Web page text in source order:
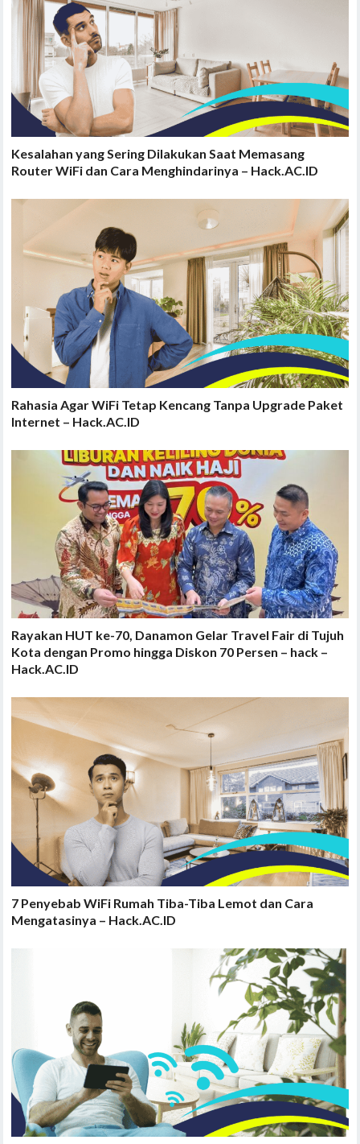
Kesalahan yang Sering Dilakukan Saat Memasang
Router WiFi dan Cara Menghindarinya – Hack.AC.ID
Rahasia Agar WiFi Tetap Kencang Tanpa Upgrade Paket
Internet – Hack.AC.ID
Rayakan HUT ke-70, Danamon Gelar Travel Fair di Tujuh
Kota dengan Promo hingga Diskon 70 Persen – hack –
Hack.AC.ID
7 Penyebab WiFi Rumah Tiba-Tiba Lemot dan Cara
Mengatasinya – Hack.AC.ID